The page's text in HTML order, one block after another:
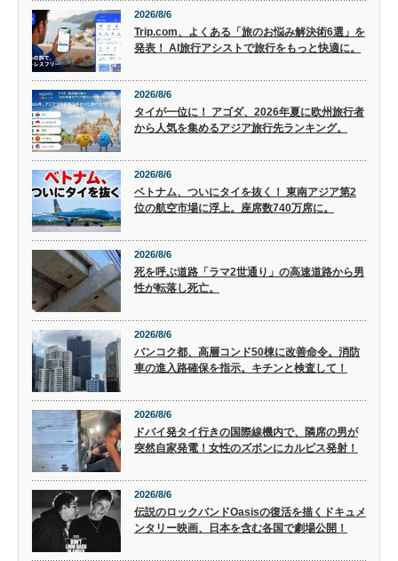
2026/8/6
Trip.com、よくある「旅のお悩み解決術6選」を
発表！ AI旅行アシストで旅行をもっと快適に。
2026/8/6
タイが一位に！ アゴダ、2026年夏に欧州旅行者
から人気を集めるアジア旅行先ランキング。
2026/8/6
ベトナム、ついにタイを抜く！ 東南アジア第2
位の航空市場に浮上。座席数740万席に。
2026/8/6
死を呼ぶ道路「ラマ2世通り」の高速道路から男
性が転落し死亡。
2026/8/6
バンコク都、高層コンド50棟に改善命令。消防
車の進入路確保を指示。キチンと検査して！
2026/8/6
ドバイ発タイ行きの国際線機内で、隣席の男が
突然自家発電！女性のズボンにカルピス発射！
2026/8/6
伝説のロックバンドOasisの復活を描くドキュメ
ンタリー映画、日本を含む各国で劇場公開！